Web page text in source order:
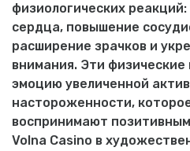
физиологических
сердца, повышение
расширение зрачков и
внимания. Эти
эмоцию увеличенной
настороженности,
воспринимают
Volna Casino в